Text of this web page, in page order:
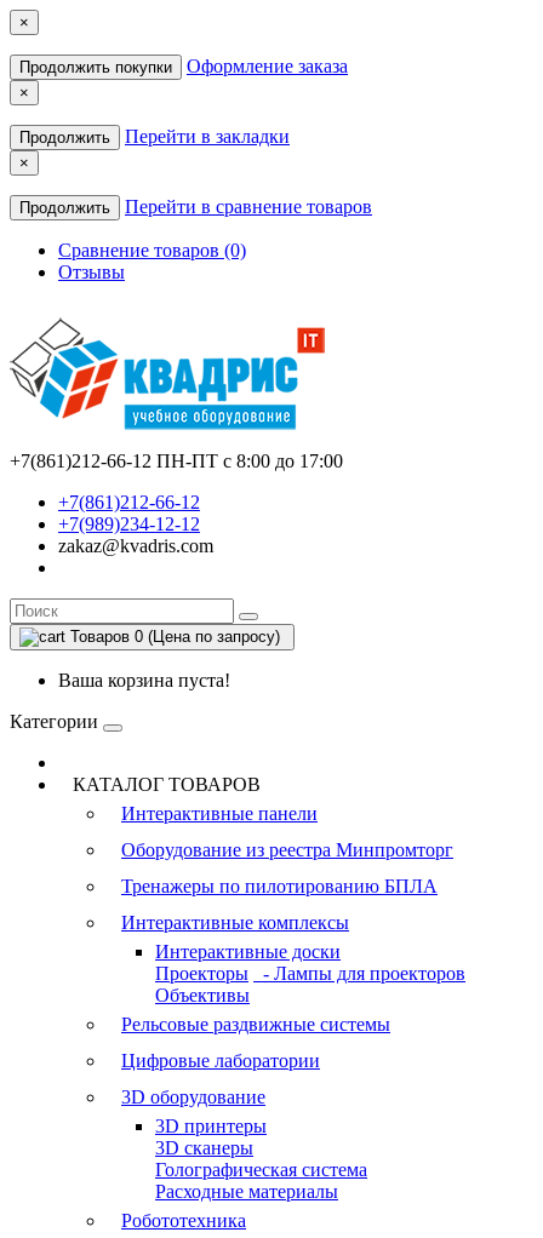
×
Продолжить покупки Оформление заказа
×
Продолжить Перейти в закладки
×
Продолжить Перейти в сравнение товаров
Сравнение товаров (0)
Отзывы
+7(861)212-66-12 ПН-ПТ с 8:00 до 17:00
+7(861)212-66-12
+7(989)234-12-12
zakaz@kvadris.com
Товаров 0 (Цена по запросу)
Ваша корзина пуста!
Категории
КАТАЛОГ ТОВАРОВ
Интерактивные панели
Оборудование из реестра Минпромторг
Тренажеры по пилотированию БПЛА
Интерактивные комплексы
Интерактивные доски
Проекторы
- Лампы для проекторов
Объективы
Рельсовые раздвижные системы
Цифровые лаборатории
3D оборудование
3D принтеры
3D сканеры
Голографическая система
Расходные материалы
Робототехника